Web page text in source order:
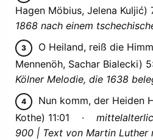
Hagen Möbius, Jelena
1868 nach einem
O Heiland, reiß die
Mennenöh, Sachar
Kölner Melodie, die 1638
Nun komm, der Heiden
Kothe) 11:01 ·
900 | Text von Martin Luther